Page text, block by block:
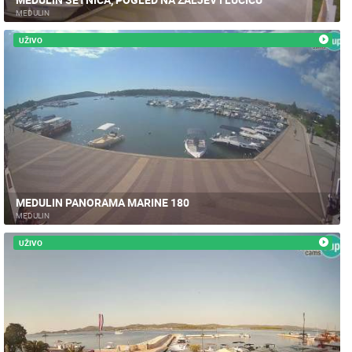
MEDULIN
UŽIVO
MEDULIN PANORAMA MARINE 180
MEDULIN
UŽIVO